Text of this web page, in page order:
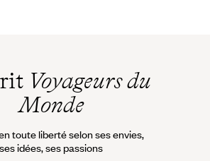
Voyageurs du
Monde
toute liberté selon ses envies,
ses idées, ses passions